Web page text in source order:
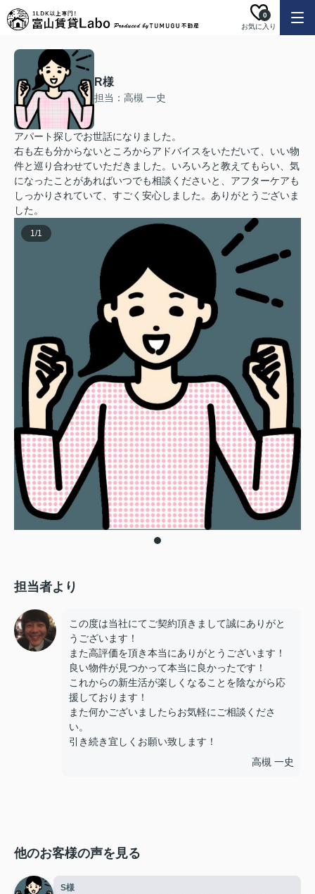
お気に入り
0
R様
担当：高槻 一史
アパート探しでお世話になりました。
右も左も分からないところからアドバイスをいただいて、いい物
件と巡り合わせていただきました。いろいろと教えてもらい、気
になったことがあればいつでも相談くださいと、アフターケアも
しっかりされていて、すごく安心しました。ありがとうございま
した。
1/1
担当者より
この度は当社にてご契約頂きまして誠にありがと
うございます！
また高評価を頂き本当にありがとうございます！
良い物件が見つかって本当に良かったです！
これからの新生活が楽しくなることを陰ながら応
援しております！
また何かございましたらお気軽にご相談くださ
い。
引き続き宜しくお願い致します！
高槻 一史
他のお客様の声を見る
S様